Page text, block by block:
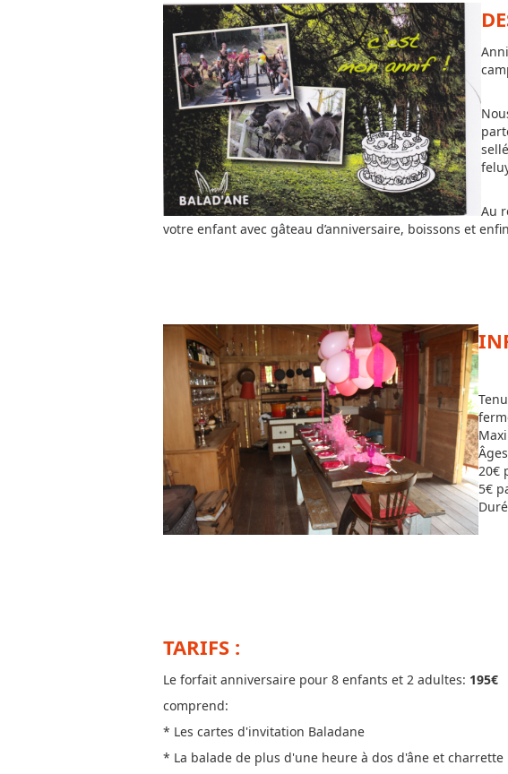
Au
votre enfant avec gâteau d’anniversaire, boissons et
20€
5€
TARIFS :
Le forfait anniversaire pour 8 enfants et 2 adultes: 195€
comprend:
* Les cartes d'invitation Baladane
* La balade de plus d'une heure à dos d'âne et charrette